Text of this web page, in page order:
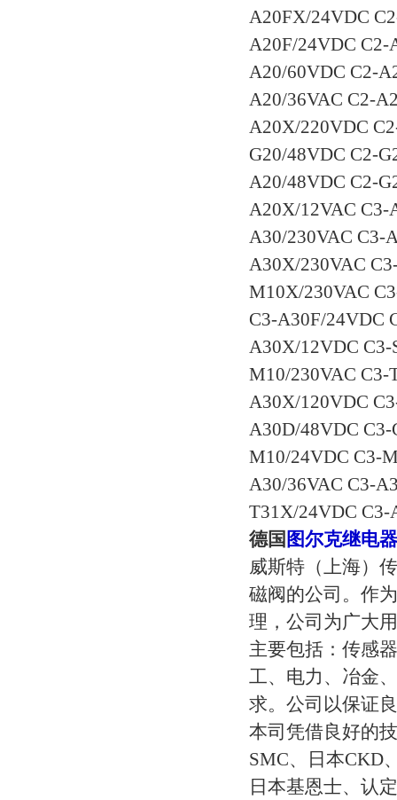
A20FX/24VDC
A20F/24VDC
A20/60VDC C2-
A20/36VAC C2-
A20X/220VDC
G20/48VDC C2-
A20/48VDC C2-
A20X/12VAC C3-
A30/230VAC C3-
A30X/230VAC
M10X/230VAC
C3-A30F/24VDC
A30X/12VDC
M10/230VAC C3-
A30X/120VDC
A30D/48VDC
M10/24VDC C3-
A30/36VAC C3-
T31X/24VDC C3-
德国 图尔克继电器
威斯特（上海）
磁阀的公司。作
理，公司为广大
主要包括：传感
工、电力、冶金
求。公司以保证
本司凭借良好的
SMC、日本CKD
日本基恩士、认